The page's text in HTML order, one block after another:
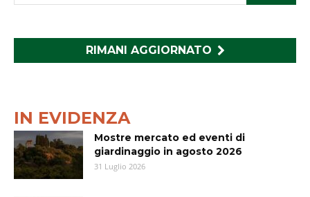
RIMANI AGGIORNATO
IN EVIDENZA
Mostre mercato ed eventi di
giardinaggio in agosto 2026
31 Luglio 2026